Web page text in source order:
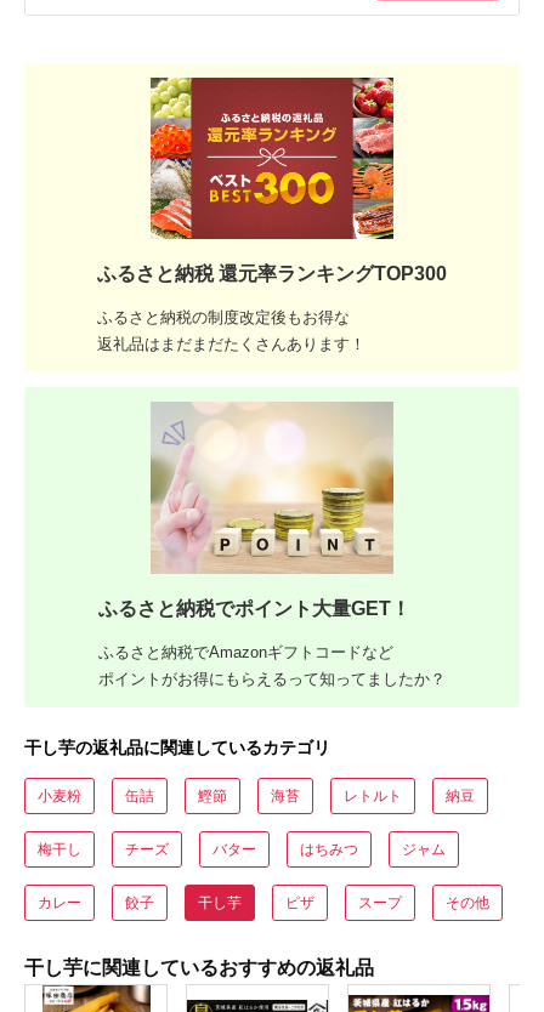
ふるさと納税 還元率ランキングTOP300
ふるさと納税の制度改定後もお得な
返礼品はまだまだたくさんあります！
ふるさと納税でポイント大量GET！
ふるさと納税でAmazonギフトコードなど
ポイントがお得にもらえるって知ってましたか？
干し芋の返礼品に関連しているカテゴリ
小麦粉 缶詰 鰹節 海苔 レトルト 納豆
梅干し チーズ バター はちみつ ジャム
カレー 餃子 干し芋 ピザ スープ その他
干し芋に関連しているおすすめの返礼品